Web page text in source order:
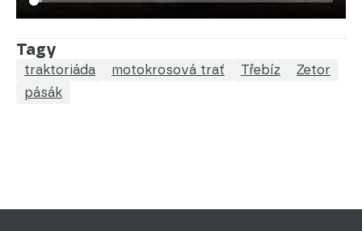
Tagy
traktoriáda motokrosová trať Třebíz
Zetor
pásák